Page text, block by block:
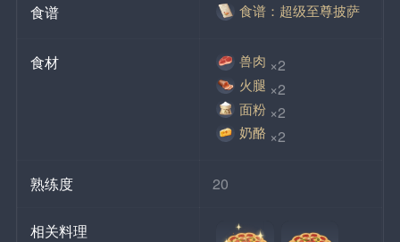
食谱 食谱：超级至尊披萨
食材 兽肉 ×2
火腿 ×2
面粉 ×2
奶酪 ×2
熟练度 20
相关料理